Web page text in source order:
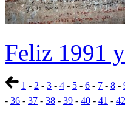
Feliz 1991
1 - 2 - 3 - 4 - 5 - 6 - 7 - 8 -
- 36 - 37 - 38 - 39 - 40 - 41 - 42